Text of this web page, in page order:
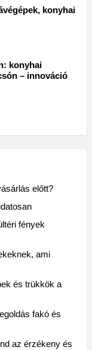
konyhai
konyhai
– innováció
előtt?
fények
ami
és trükkök a
fakó és
az érzékeny és